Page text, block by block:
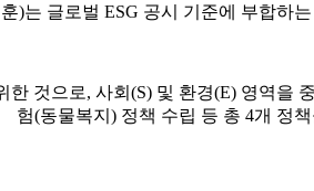
)는 글로벌 ESG 공시 기준에 부합하
한 것으로, 사회(S) 및 환경(E) 영
험(동물복지) 정책 수립 등 총 4개 정